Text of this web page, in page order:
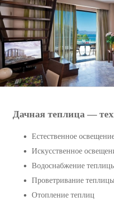
Дачная теплица —
Естественное
Искусственное
Водоснабжение
Проветривание
Отопление теплиц